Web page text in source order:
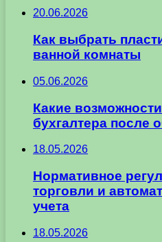
20.06.2026
Как выбрать
ванной комнаты
05.06.2026
Какие
бухгалтера после
18.05.2026
Нормативное
торговли и
учета
18.05.2026